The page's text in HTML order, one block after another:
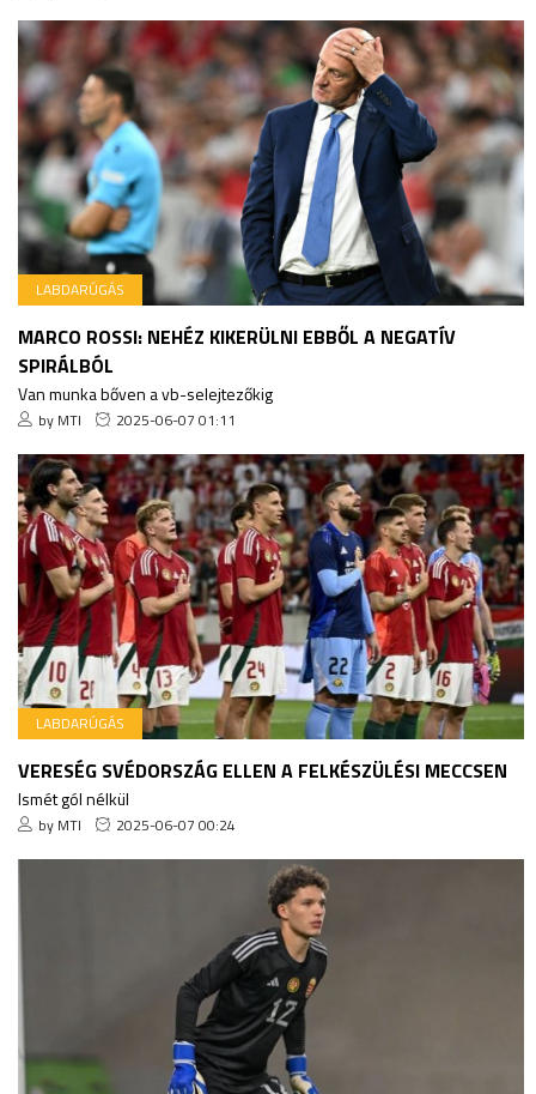
LABDARÚGÁS
MARCO ROSSI: NEHÉZ KIKERÜLNI EBBŐL A NEGATÍV
SPIRÁLBÓL
Van munka bőven a vb-selejtezőkig
by MTI 2025-06-07 01:11
LABDARÚGÁS
VERESÉG SVÉDORSZÁG ELLEN A FELKÉSZÜLÉSI MECCSEN
Ismét gól nélkül
by MTI 2025-06-07 00:24